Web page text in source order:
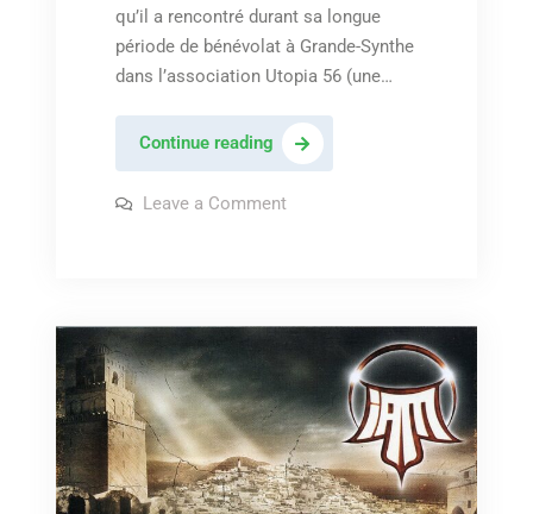
qu’il a rencontré durant sa longue
période de bénévolat à Grande-Synthe
dans l’association Utopia 56 (une…
Continue readingYoussoupha
–
« Mon
Leave a Commenton